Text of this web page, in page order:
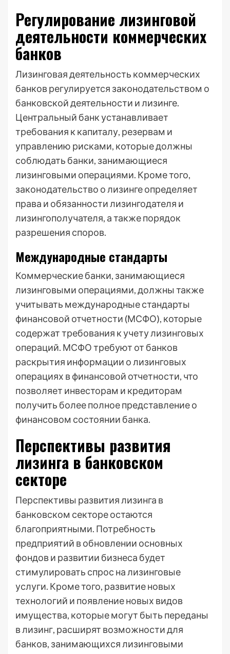
Регулирование лизинговой
деятельности коммерческих
банков
Лизинговая деятельность коммерческих
банков регулируется законодательством о
банковской деятельности и лизинге.
Центральный банк устанавливает
требования к капиталу, резервам и
управлению рисками, которые должны
соблюдать банки, занимающиеся
лизинговыми операциями. Кроме того,
законодательство о лизинге определяет
права и обязанности лизингодателя и
лизингополучателя, а также порядок
разрешения споров.
Международные стандарты
Коммерческие банки, занимающиеся
лизинговыми операциями, должны также
учитывать международные стандарты
финансовой отчетности (МСФО), которые
содержат требования к учету лизинговых
операций. МСФО требуют от банков
раскрытия информации о лизинговых
операциях в финансовой отчетности, что
позволяет инвесторам и кредиторам
получить более полное представление о
финансовом состоянии банка.
Перспективы развития
лизинга в банковском
секторе
Перспективы развития лизинга в
банковском секторе остаются
благоприятными. Потребность
предприятий в обновлении основных
фондов и развитии бизнеса будет
стимулировать спрос на лизинговые
услуги. Кроме того, развитие новых
технологий и появление новых видов
имущества, которые могут быть переданы
в лизинг, расширят возможности для
банков, занимающихся лизинговыми